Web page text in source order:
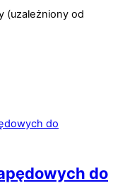
(uzależniony od
do